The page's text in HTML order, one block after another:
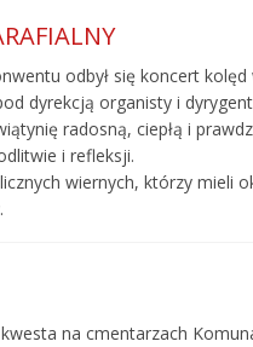
odbył się koncert
dyrekcją organisty i
radosną, ciepłą i
i refleksji.
wiernych, którzy mieli
na cmentarzach